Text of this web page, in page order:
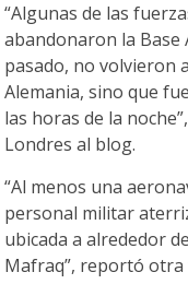
“Algunas de las
abandonaron la Base
pasado, no volvieron
Alemania, sino que
las horas de la
Londres al blog.
“Al menos una
personal militar
ubicada a alrededor
Mafraq”, reportó otra